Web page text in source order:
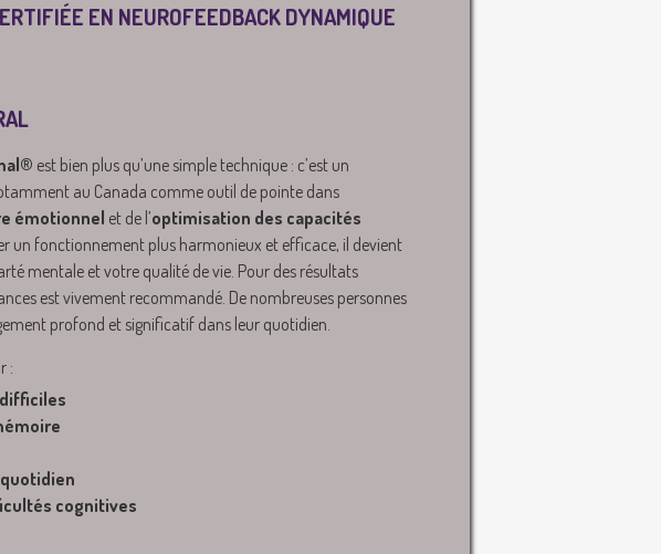
EN NEUROFEEDBACK DYNAMIQUE
est bien plus qu’une simple technique : c’est un
au Canada comme outil de pointe dans
émotionnel et de l’optimisation des capacités
un fonctionnement plus harmonieux et efficace, il devient
mentale et votre qualité de vie. Pour des résultats
est vivement recommandé. De nombreuses personnes
profond et significatif dans leur quotidien.
:
cognitives